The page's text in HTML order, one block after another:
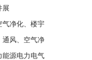
展
气净化、楼宇
通风、空气净
能源电力电气